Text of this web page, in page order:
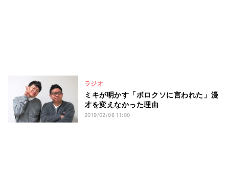
ラジオ
ミキが明かす「ボロクソに言われた」漫
才を変えなかった理由
2019/02/06 11:00